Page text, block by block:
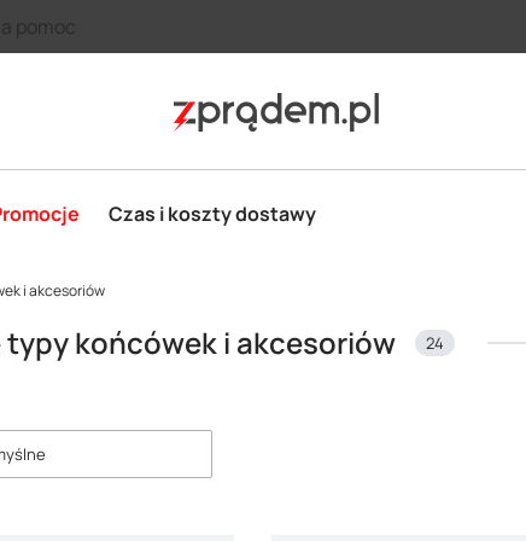
pomoc
Czas i koszty dostawy
i akcesoriów
typy końcówek i akcesoriów 24